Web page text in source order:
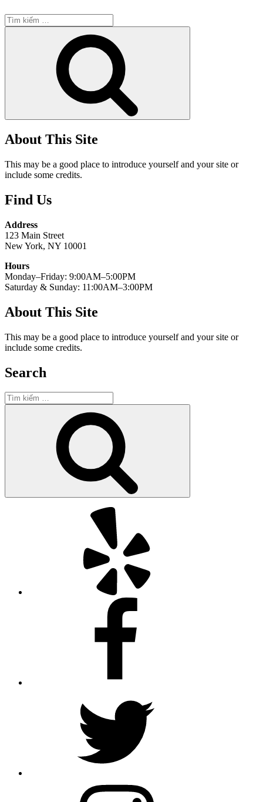
Tìm
kiếm:
About This Site
This may be a good place to introduce yourself and your site or
include some credits.
Find Us
Address
123 Main Street
New York, NY 10001
Hours
Monday–Friday: 9:00AM–5:00PM
Saturday & Sunday: 11:00AM–3:00PM
About This Site
This may be a good place to introduce yourself and your site or
include some credits.
Search
Tìm
kiếm: